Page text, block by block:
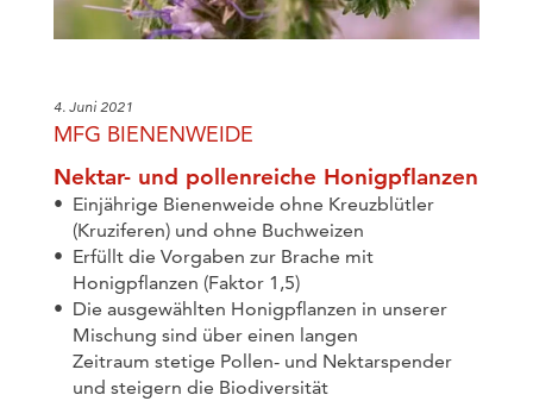
4. Juni 2021
MFG BIENENWEIDE
Nektar- und pollenreiche Honigpflanzen
Einjährige Bienenweide ohne Kreuzblütler
(Kruziferen) und ohne Buchweizen
Erfüllt die Vorgaben zur Brache mit
Honigpflanzen (Faktor 1,5)
Die ausgewählten Honigpflanzen in unserer
Mischung sind über einen langen
Zeitraum stetige Pollen- und Nektarspender
und steigern die Biodiversität